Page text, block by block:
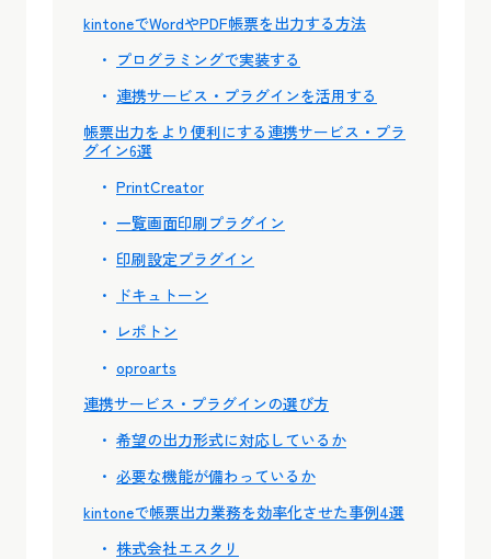
kintoneでWordやPDF帳票を出力する方法
プログラミングで実装する
連携サービス・プラグインを活用する
帳票出力をより便利にする連携サービス・プラ
グイン6選
PrintCreator
一覧画面印刷プラグイン
印刷設定プラグイン
ドキュトーン
レポトン
oproarts
連携サービス・プラグインの選び方
希望の出力形式に対応しているか
必要な機能が備わっているか
kintoneで帳票出力業務を効率化させた事例4選
株式会社エスクリ